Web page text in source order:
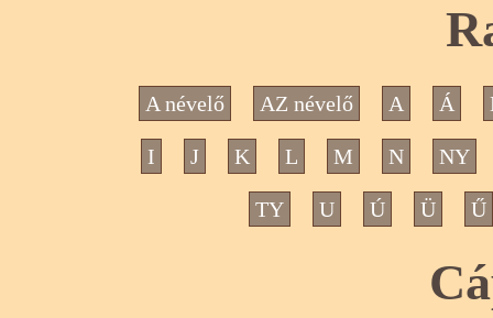
A névelő AZ névelő A Á
I J K L M N NY
TY U Ú Ü Ű